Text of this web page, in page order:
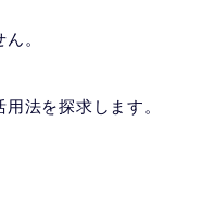
。
法を探求します。